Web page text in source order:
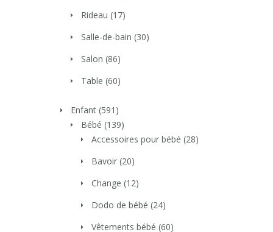
Rideau (17)
Salle-de-bain (30)
Salon (86)
Table (60)
Enfant (591)
Bébé (139)
Accessoires pour bébé (28)
Bavoir (20)
Change (12)
Dodo de bébé (24)
Vêtements bébé (60)